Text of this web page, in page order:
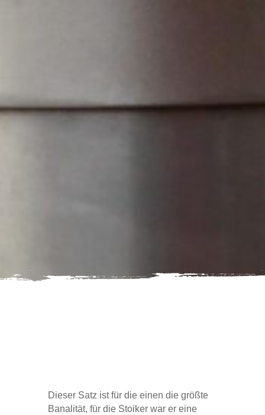
Dieser Satz ist für die einen die größte
Banalität, für die Stoiker war er eine